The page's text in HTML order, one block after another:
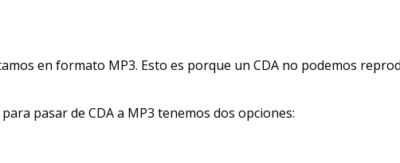
en formato MP3. Esto es porque un CDA no podemos
pasar de CDA a MP3 tenemos dos opciones: